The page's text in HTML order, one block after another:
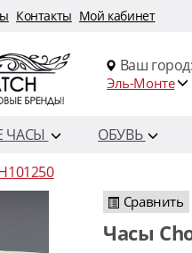
Контакты Мой кабинет
Ваш
Эль-Монте
ЧАСЫ
ОБУВЬ
Сравнить
Часы